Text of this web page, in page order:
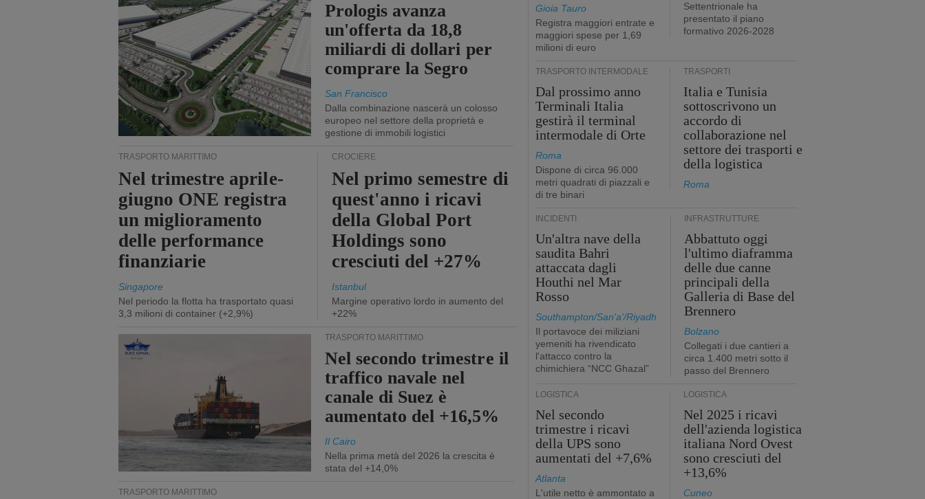
Prologis avanza
un'offerta da 18,8
miliardi di dollari per
comprare la Segro
San Francisco
Dalla combinazione nascerà un colosso
europeo nel settore della proprietà e
gestione di immobili logistici
TRASPORTO MARITTIMO
Nel trimestre aprile-
giugno ONE registra
un miglioramento
delle performance
finanziarie
Singapore
Nel periodo la flotta ha trasportato quasi
3,3 milioni di container (+2,9%)
CROCIERE
Nel primo semestre di
quest'anno i ricavi
della Global Port
Holdings sono
cresciuti del +27%
Istanbul
Margine operativo lordo in aumento del
+22%
TRASPORTO MARITTIMO
Nel secondo trimestre il
traffico navale nel
canale di Suez è
aumentato del +16,5%
Il Cairo
Nella prima metà del 2026 la crescita è
stata del +14,0%
TRASPORTO MARITTIMO
Gioia Tauro
Registra maggiori entrate e
maggiori spese per 1,69
milioni di euro
Settentrionale ha
presentato il piano
formativo 2026-2028
TRASPORTO INTERMODALE
Dal prossimo anno
Terminali Italia
gestirà il terminal
intermodale di Orte
Roma
Dispone di circa 96.000
metri quadrati di piazzali e
di tre binari
TRASPORTI
Italia e Tunisia
sottoscrivono un
accordo di
collaborazione nel
settore dei trasporti e
della logistica
Roma
INCIDENTI
Un'altra nave della
saudita Bahri
attaccata dagli
Houthi nel Mar
Rosso
Southampton/San'a'/Riyadh
Il portavoce dei miliziani
yemeniti ha rivendicato
l'attacco contro la
chimichiera “NCC Ghazal”
INFRASTRUTTURE
Abbattuto oggi
l'ultimo diaframma
delle due canne
principali della
Galleria di Base del
Brennero
Bolzano
Collegati i due cantieri a
circa 1.400 metri sotto il
passo del Brennero
LOGISTICA
Nel secondo
trimestre i ricavi
della UPS sono
aumentati del +7,6%
Atlanta
L'utile netto è ammontato a
LOGISTICA
Nel 2025 i ricavi
dell'azienda logistica
italiana Nord Ovest
sono cresciuti del
+13,6%
Cuneo